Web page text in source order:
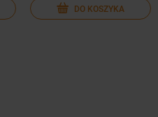
DO KOSZYKA